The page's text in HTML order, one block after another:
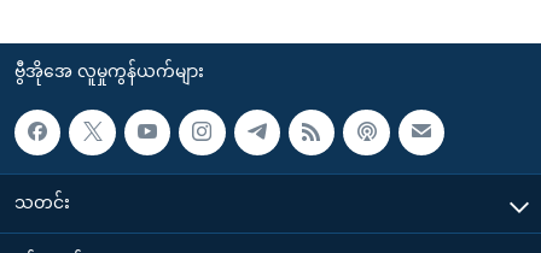
ဗွီအိုအေ လူမှုကွန်ယက်များ
သတင်း